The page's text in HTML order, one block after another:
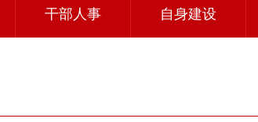
干部人事 自身建设